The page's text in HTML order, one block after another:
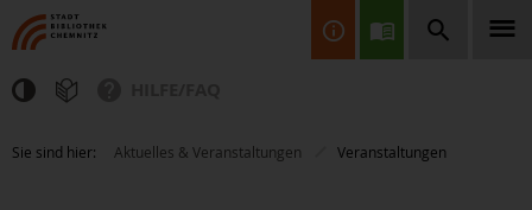
Finden Sie Informationen, Bücher, CDs & DVDs, Spiele, BluRays,
Zeitschriften und vieles mehr...
Sie sind hier: Aktuelles & Veranstaltungen Veranstaltungen